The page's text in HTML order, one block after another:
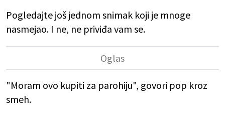
Pogledajte još jednom snimak koji je mnoge
nasmejao. I ne, ne priviđa vam se.
"Moram ovo kupiti za parohiju", govori pop kroz
smeh.